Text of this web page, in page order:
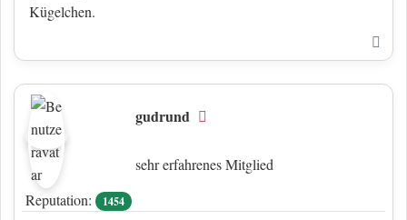
Kügelchen.
gudrund
sehr erfahrenes Mitglied
Reputation:
1454